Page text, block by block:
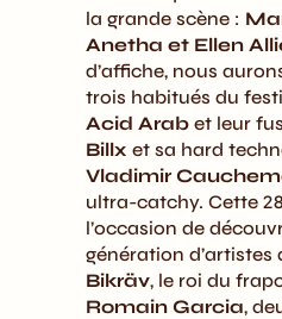
la grande scène :
Anetha et Ellen
d’affiche, nous
trois habitués du
Acid Arab et leur
Billx et sa hard
Vladimir
ultra-catchy. Cette
l’occasion de
génération d’artistes
Bikräv, le roi du
Romain Garcia,